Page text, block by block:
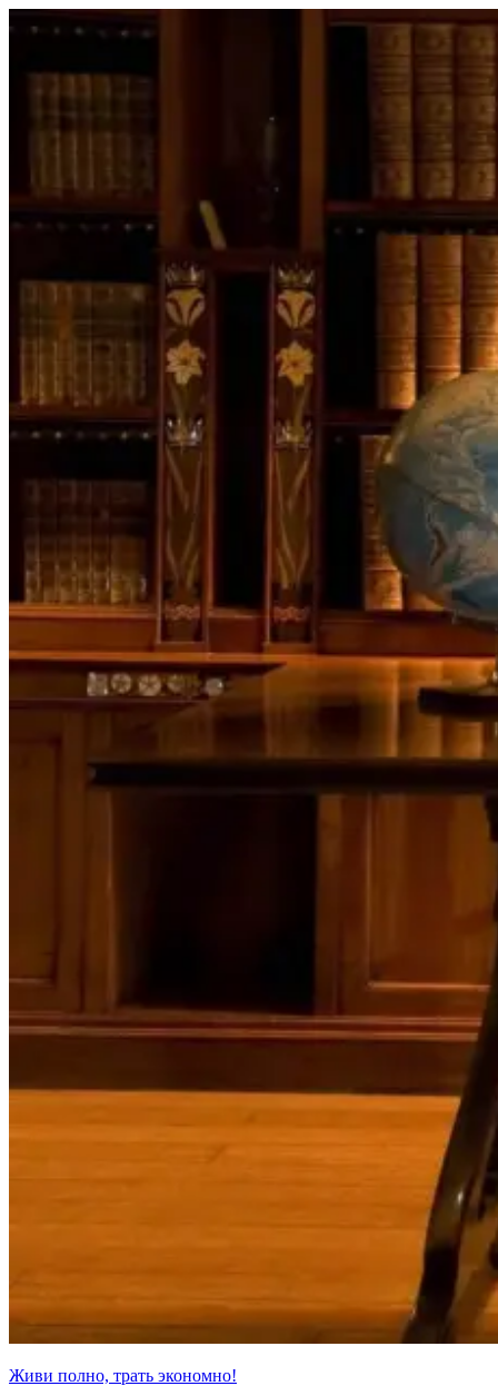
Перейти
Живи полно, трать экономно!